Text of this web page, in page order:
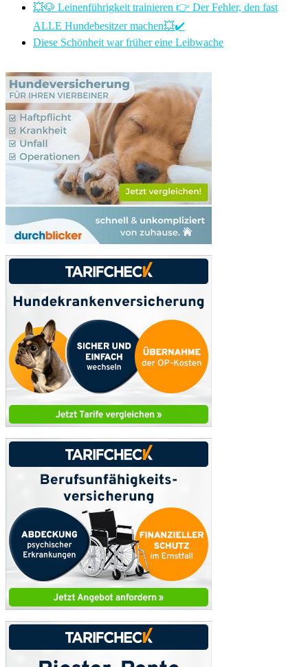
💥🐶 Leinenführigkeit trainieren 👉 Der Fehler, den fast
ALLE Hundebesitzer machen💥✔️
Diese Schönheit war früher eine Leibwache